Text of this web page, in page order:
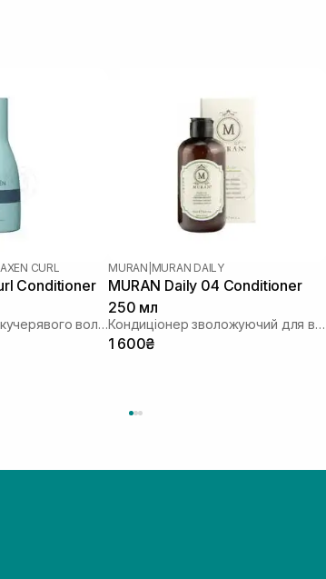
CURL
Conditioner
Кондиціонер для кучерявого волосся
MURAN MURAN DAILY
MURAN Daily 04 Conditioner
250 мл
Кондиціонер зволожуючий для всіх типів волосся
1 600₴